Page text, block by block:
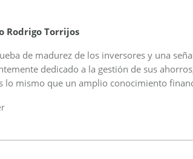
Rodrigo Torrijos
de madurez de los inversores y una
dedicado a la gestión de sus
lo mismo que un amplio conocimiento